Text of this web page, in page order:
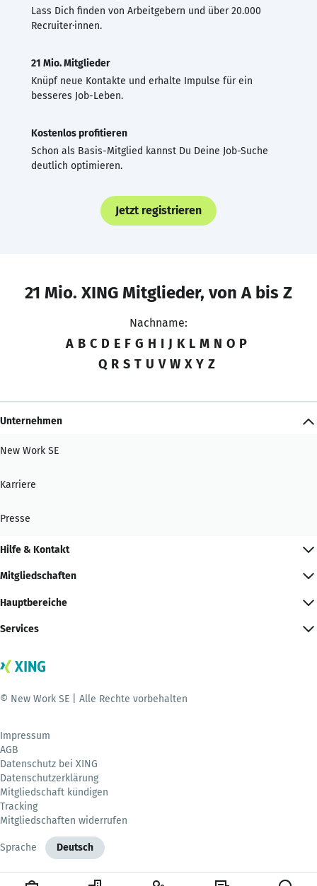
Lass Dich finden von Arbeitgebern und über 20.000
Recruiter·innen.
21 Mio. Mitglieder
Knüpf neue Kontakte und erhalte Impulse für ein
besseres Job-Leben.
Kostenlos profitieren
Schon als Basis-Mitglied kannst Du Deine Job-Suche
deutlich optimieren.
Jetzt registrieren
21 Mio. XING Mitglieder, von A bis Z
Nachname:
A B C D E F G H I J K L M N O P
Q R S T U V W X Y Z
Unternehmen
New Work SE
Karriere
Presse
Hilfe & Kontakt
Mitgliedschaften
Hauptbereiche
Services
© New Work SE | Alle Rechte vorbehalten
Impressum
AGB
Datenschutz bei XING
Datenschutzerklärung
Mitgliedschaft kündigen
Tracking
Mitgliedschaften widerrufen
Sprache Deutsch